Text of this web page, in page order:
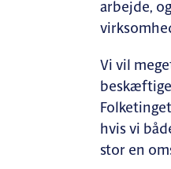
arbejde,
Vi vil
hvis vi
stor en